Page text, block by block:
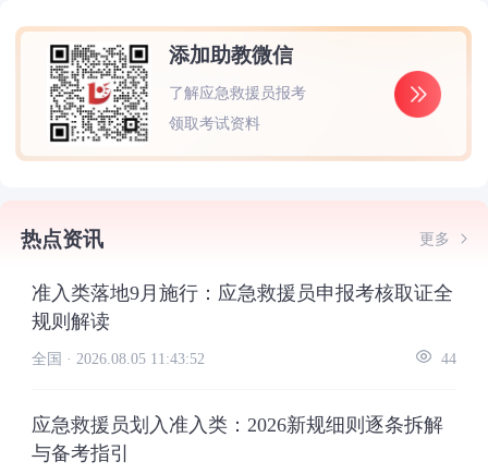
添加助教微信
了解应急救援员报考
领取考试资料
热点资讯 更多
准入类落地9月施行：应急救援员申报考核取证全
规则解读
全国 · 2026.08.05 11:43:52 44
应急救援员划入准入类：2026新规细则逐条拆解
与备考指引